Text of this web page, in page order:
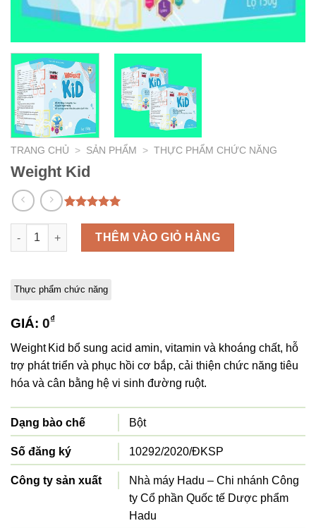
TRANG CHỦ > SẢN PHẨM > THỰC PHẨM CHỨC NĂNG
Weight Kid
Thực phẩm chức năng
đánh giá
GIÁ: 0₫
Weight Kid bổ sung acid amin, vitamin và khoáng chất, hỗ
trợ phát triển và phục hồi cơ bắp, cải thiện chức năng tiêu
hóa và cân bằng hệ vi sinh đường ruột.
Dạng bào chế Bột
Số đăng ký 10292/2020/ĐKSP
Công ty sản xuất
Nhà máy Hadu – Chi nhánh Công
ty Cổ phần Quốc tế Dược phẩm
Hadu
Weight Kid số lượng
THÊM VÀO GIỎ HÀNG